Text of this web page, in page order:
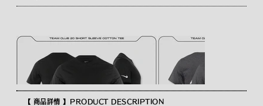
【 商品詳情 】PRODUCT DESCRIPTION